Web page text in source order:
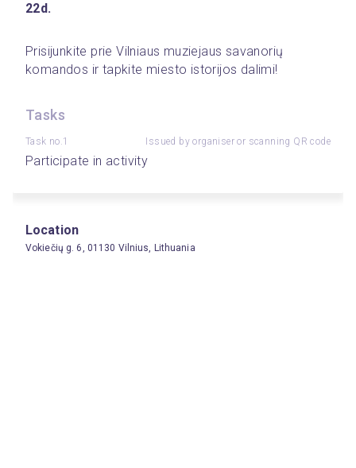
22d.
Prisijunkite prie Vilniaus muziejaus savanorių
komandos ir tapkite miesto istorijos dalimi!
Tasks
Task no.1 Issued by organiser or scanning QR code
Participate in activity
Location
Vokiečių g. 6, 01130 Vilnius, Lithuania